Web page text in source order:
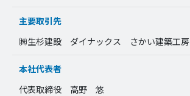
主要取引先
㈱生杉建設 ダイナックス さかい建築工房
本社代表者
代表取締役 高野 悠